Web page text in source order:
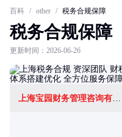
百科 / other / 税务合规保障
税务合规保障
更新时间：2026-06-26
上海宝园财务管理咨询有限公司